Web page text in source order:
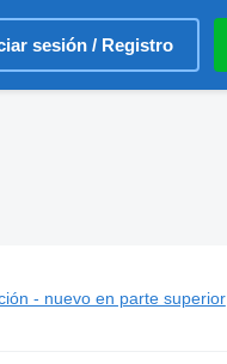
sesión / Registro
de aluminio
- nuevo en parte superior